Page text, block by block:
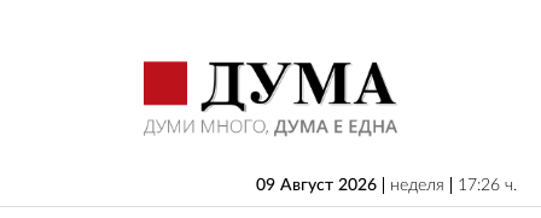
09 Август 2026 неделя 17:26 ч.
БЪЛГАРИЯ
ИКОНОМИКА
ИЗБОРИ